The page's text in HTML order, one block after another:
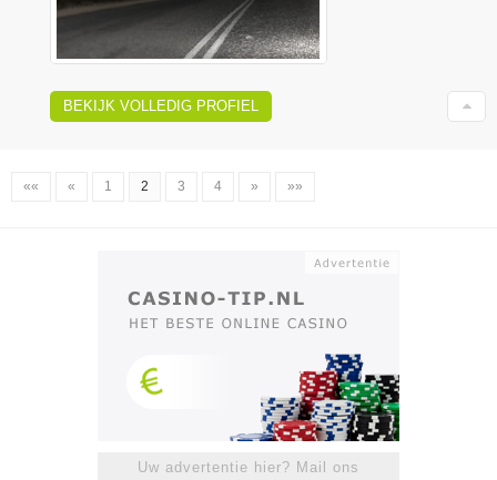
BEKIJK VOLLEDIG PROFIEL
«« « 1 2 3 4 » »»
Uw advertentie hier? Mail ons